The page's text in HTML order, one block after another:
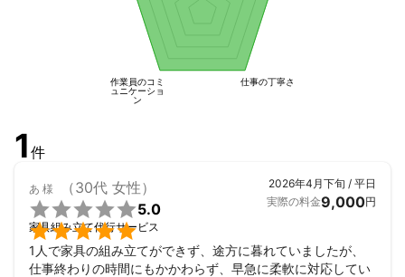
仕事の丁寧さ
作業員のコミ
ュニケーショ
ン
1 件
あ 様 （30代 女性）


5.0
家具組み立て代行サービス
2026年4月下旬 / 平日
実際の料金9,000円
1人で家具の組み立てができず、途方に暮れていましたが、
仕事終わりの時間にもかかわらず、早急に柔軟に対応してい